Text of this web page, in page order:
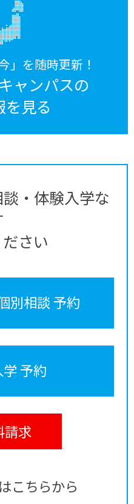
」を随時更新！
ャンパスの
を見る
・体験入学な
さい
別相談 予約
予約
請求
こちらから